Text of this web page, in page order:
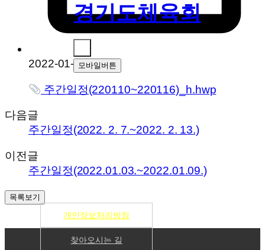
경기도체육회
모바일버튼
2022-01-07
주간일정(220110~220116)_h.hwp
다음글
주간일정(2022. 2. 7.~2022. 2. 13.)
이전글
주간일정(2022.01.03.~2022.01.09.)
개인정보처리방침
찾아오시는 길